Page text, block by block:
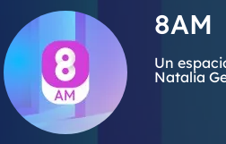
8AM
Un
Natalia